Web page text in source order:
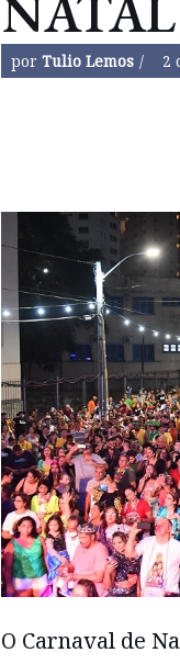
por Tulio Lemos 2
O Carnaval de